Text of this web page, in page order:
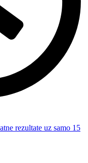
rezultate uz samo 15